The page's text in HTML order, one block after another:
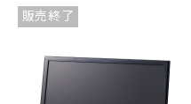
販売終了